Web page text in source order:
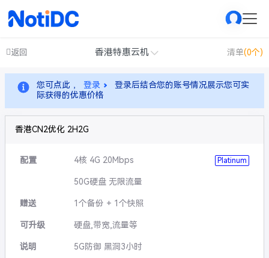
返回 香港特惠云机 清单(0个)
您可点此 ， 登录
登录后结合您的账号情况展示您可实
际获得的优惠价格
香港CN2优化 2H2G
配置 4核 4G 20Mbps Platinum
50G硬盘 无限流量
赠送 1个备份 + 1个快照
可升级 硬盘,带宽,流量等
说明 5G防御 黑洞3小时